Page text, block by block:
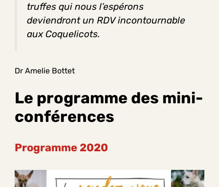
truffes qui nous l’espérons
deviendront un RDV incontournable
aux Coquelicots.
Dr Amelie Bottet
Le programme des mini-
conférences
Programme 2020